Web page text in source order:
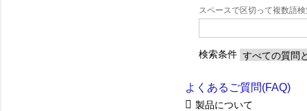
スペースで区切って複数語
検索条件
よくあるご質問(FAQ)
製品について